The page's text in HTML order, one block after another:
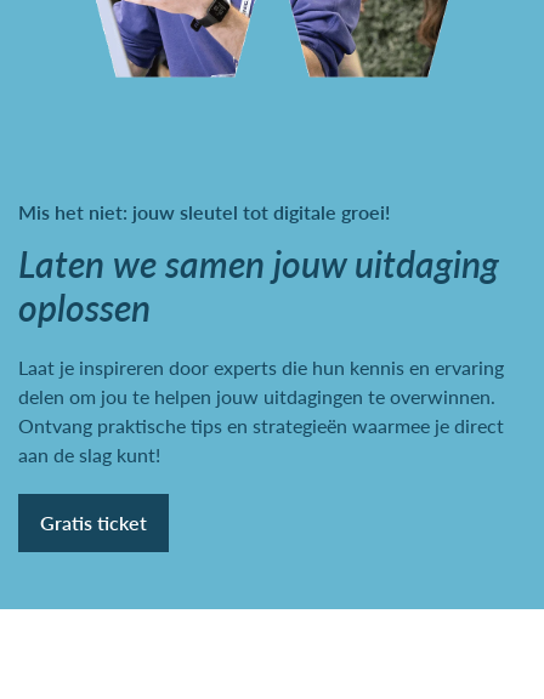
Mis het niet: jouw sleutel tot digitale groei!
Laten we samen jouw uitdaging
oplossen
Laat je inspireren door experts die hun kennis en ervaring
delen om jou te helpen jouw uitdagingen te overwinnen.
Ontvang praktische tips en strategieën waarmee je direct
aan de slag kunt!
Gratis ticket